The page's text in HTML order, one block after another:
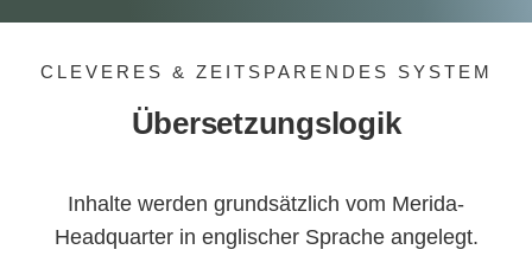
CLEVERES & ZEITSPARENDES SYSTEM
Übersetzungslogik
Inhalte werden grundsätzlich vom Merida-
Headquarter in englischer Sprache angelegt.